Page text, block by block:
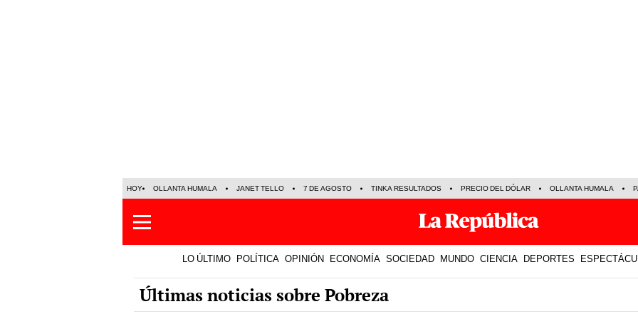
HOY OLLANTA HUMALA JANET TELLO 7 DE AGOSTO TINKA RESULTADOS PRECIO DEL DÓLAR OLLANTA HUMALA
LO ÚLTIMO POLÍTICA OPINIÓN ECONOMÍA SOCIEDAD MUNDO CIENCIA DEPORTES
Últimas noticias sobre Pobreza